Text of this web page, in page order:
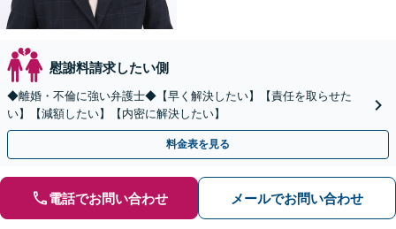
慰謝料請求したい側
◆離婚・不倫に強い弁護士◆【早く解決したい】【責任を取らせた
い】【減額したい】【内密に解決したい】
料金表を見る
電話でお問い合わせ メールでお問い合わせ